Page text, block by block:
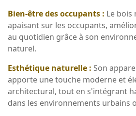
Bien-être des occupants : Le bois
apaisant sur les occupants,
au quotidien grâce à son
naturel.
Esthétique naturelle : Son
apporte une touche moderne et
architectural, tout en s'intégrant
dans les environnements urbains